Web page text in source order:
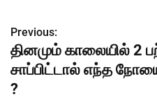
P
o
s
Previous:
தினமும் காலையில் 2
சாப்பிட்டால் எந்த
?